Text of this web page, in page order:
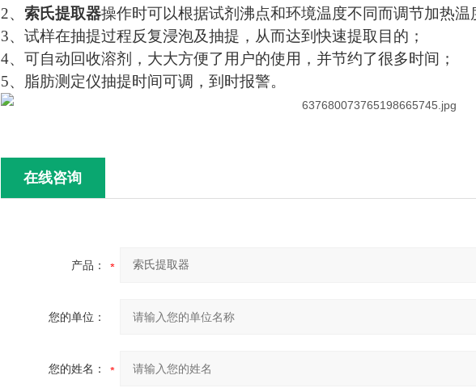
2、 索氏提取器操作时可以根据试剂沸点和环境温度不同而调节加热温
3、试样在抽提过程反复浸泡及抽提，从而达到快速提取目的；
4、可自动回收溶剂，大大方便了用户的使用，并节约了很多时间；
5、脂肪测定仪抽提时间可调，到时报警。
在线咨询
产品：
您的单位：
您的姓名：